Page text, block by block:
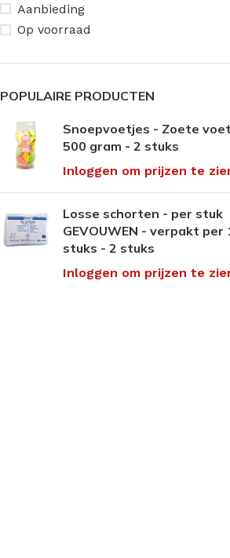
ANTI-DRUK MIDDELEN
Pedi-Wol
Siliconen
CRÈMES
Rocare
Laufwunder
Gehwol
Aanbieding
Op voorraad
POPULAIRE PRODUCTEN
Snoepvoetjes - Zoete
500 gram - 2 stuks
Inloggen om prijzen te
Losse schorten - per stuk
GEVOUWEN - verpakt per
stuks - 2 stuks
Inloggen om prijzen te